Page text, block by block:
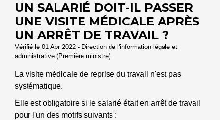
UN SALARIÉ DOIT-IL PASSER
UNE VISITE MÉDICALE APRÈS
UN ARRÊT DE TRAVAIL ?
Vérifié le 01 Apr 2022 - Direction de l'information légale et
administrative (Première ministre)
La visite médicale de reprise du travail n'est pas
systématique.
Elle est obligatoire si le salarié était en arrêt de travail
pour l'un des motifs suivants :